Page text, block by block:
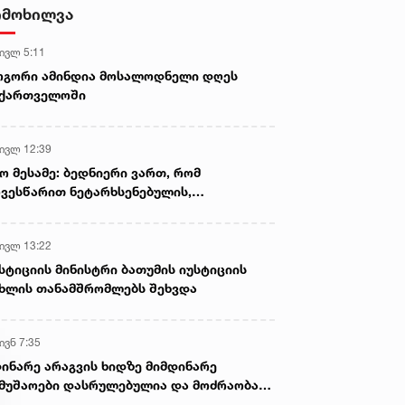
2023 • 6:25
ადრეულ ეტაპზე
5:11
ამინდია მოსალოდნელი დღეს
12:39
მესამე: ბედნიერი ვართ, რომ
ნეტარხსენებულის,
13:22
მინისტრი ბათუმის იუსტიციის
თანამშრომლებს შეხვდა
7:35
არაგვის ხიდზე მიმდინარე
დასრულებულია და მოძრაობა